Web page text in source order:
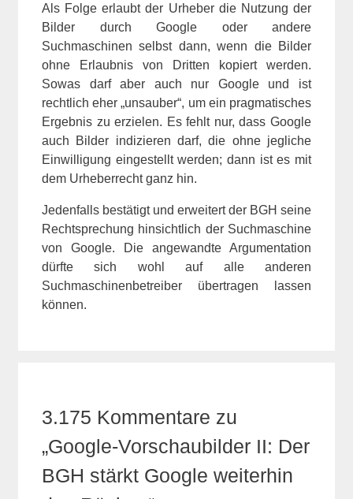
Als Folge erlaubt der Urheber die Nutzung der
Bilder durch Google oder andere
Suchmaschinen selbst dann, wenn die Bilder
ohne Erlaubnis von Dritten kopiert werden.
Sowas darf aber auch nur Google und ist
rechtlich eher „unsauber“, um ein pragmatisches
Ergebnis zu erzielen. Es fehlt nur, dass Google
auch Bilder indizieren darf, die ohne jegliche
Einwilligung eingestellt werden; dann ist es mit
dem Urheberrecht ganz hin.
Jedenfalls bestätigt und erweitert der BGH seine
Rechtsprechung hinsichtlich der Suchmaschine
von Google. Die angewandte Argumentation
dürfte sich wohl auf alle anderen
Suchmaschinenbetreiber übertragen lassen
können.
3.175 Kommentare zu
„Google-Vorschaubilder II: Der
BGH stärkt Google weiterhin